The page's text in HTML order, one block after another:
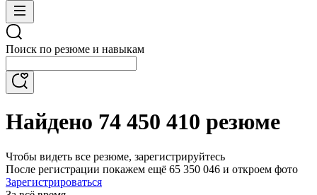
Поиск по резюме и навыкам
Найдено 74 450 410 резюме
Чтобы видеть все резюме, зарегистрируйтесь
После регистрации покажем ещё 65 350 046 и откроем фото
Зарегистрироваться